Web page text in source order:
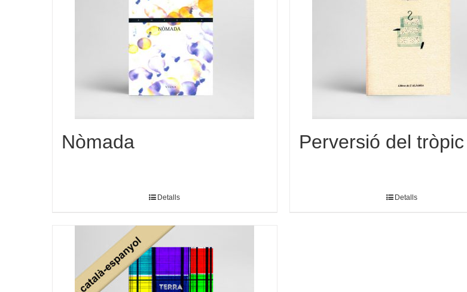
Nòmada
Detalls
Perversió del tròpic
Detalls